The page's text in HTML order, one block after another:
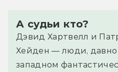
А судьи кто?
Дэвид Хартвелл и
Хейден — люди, давно
западном